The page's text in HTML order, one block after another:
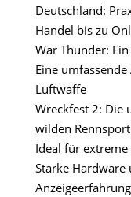
Deutschland:
Handel bis zu
War Thunder:
Eine
Luftwaffe
Wreckfest 2: Die
wilden Rennsport
Ideal für
Starke
Anzeigeerfahrung